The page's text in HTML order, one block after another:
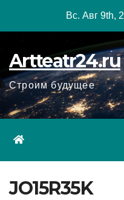
Вс. Авг 9th,
Artteatr24.ru
Строим будущее
JO15R35K